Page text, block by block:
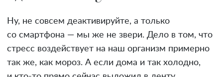
Ну, не совсем деактивируйте, а только
со смартфона — мы же не звери. Дело в том, что
стресс воздействует на наш организм примерно
так же, как мороз. А если дома и так холодно,